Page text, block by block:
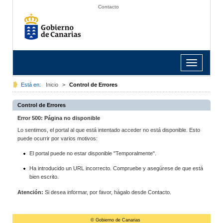
Contacto
Toggle
navigation
Está en: Inicio > Control de Errores
Control de Errores
Error 500: Página no disponible
Lo sentimos, el portal al que está intentado acceder no está disponible. Esto
puede ocurrir por varios motivos:
El portal puede no estar disponible "Temporalmente".
Ha introducido un URL incorrecto. Compruebe y asegúrese de que está
bien escrito.
Atención: Si desea informar, por favor, hágalo desde Contacto.
© Gobierno de Canarias